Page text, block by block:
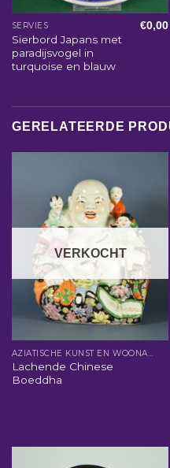
SERVIES
Sierbord Japans met
paradijsvogel in
turquoise en blauw
€0,00
GERELATEERDE
VERKOCHT
Lachende Chinese
Boeddha